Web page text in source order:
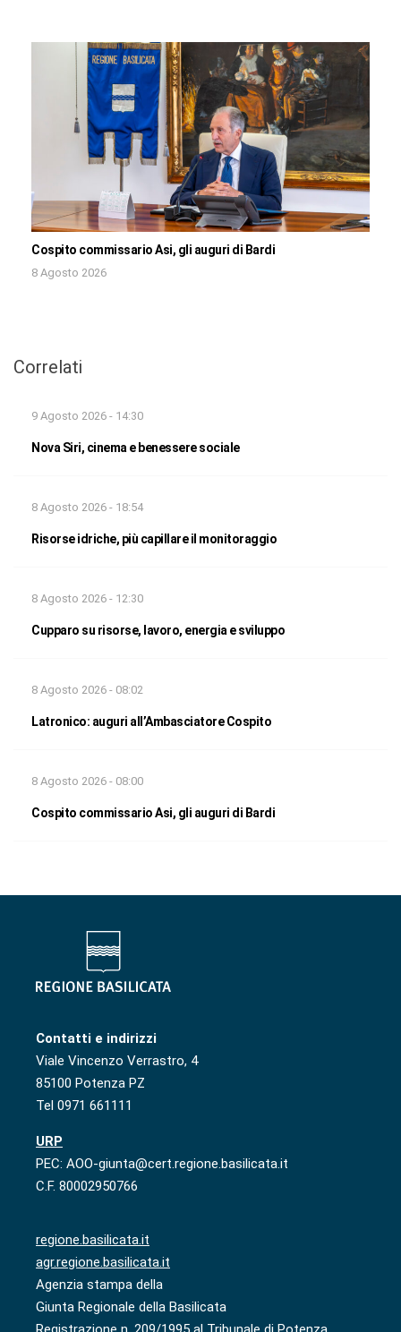
Cospito commissario Asi, gli auguri di Bardi
8 Agosto 2026
Correlati
9 Agosto 2026 - 14:30
Nova Siri, cinema e benessere sociale
8 Agosto 2026 - 18:54
Risorse idriche, più capillare il monitoraggio
8 Agosto 2026 - 12:30
Cupparo su risorse, lavoro, energia e sviluppo
8 Agosto 2026 - 08:02
Latronico: auguri all’Ambasciatore Cospito
8 Agosto 2026 - 08:00
Cospito commissario Asi, gli auguri di Bardi
Contatti e indirizzi
Viale Vincenzo Verrastro, 4
85100 Potenza PZ
Tel 0971 661111
URP
PEC: AOO-giunta@cert.regione.basilicata.it
C.F. 80002950766
regione.basilicata.it
agr.regione.basilicata.it
Agenzia stampa della
Giunta Regionale della Basilicata